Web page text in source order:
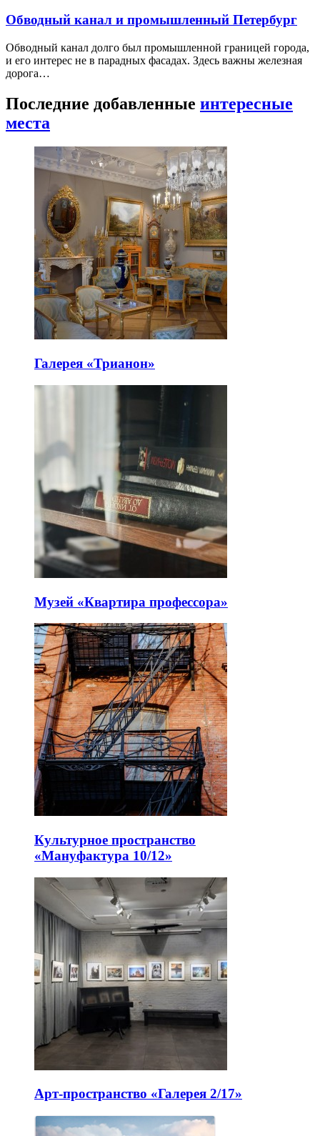
Обводный канал и промышленный Петербург
Обводный канал долго был промышленной границей города,
и его интерес не в парадных фасадах. Здесь важны железная
дорога…
Последние добавленные интересные
места
Галерея «Трианон»
Музей «Квартира профессора»
Культурное пространство
«Мануфактура 10/12»
Арт-пространство «Галерея 2/17»